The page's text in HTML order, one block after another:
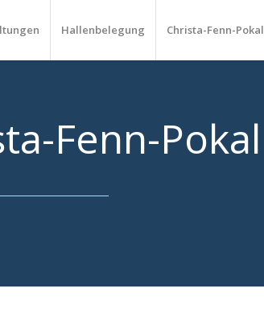
Hallenbelegung Christa-Fenn-Pokal
Fenn-Pokal